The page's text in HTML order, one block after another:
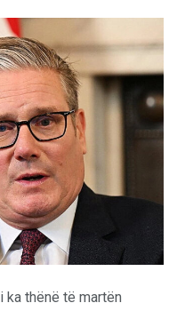
i ka thënë të martën